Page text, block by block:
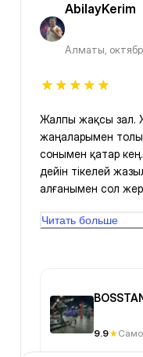
AbilayKerim
Алматы,
Жалпы жақсы зал.
жаңаларымен
сонымен қатар
дейін тікелей
алғанымен сол
ендігі жуынатын
Читать больше
9.9